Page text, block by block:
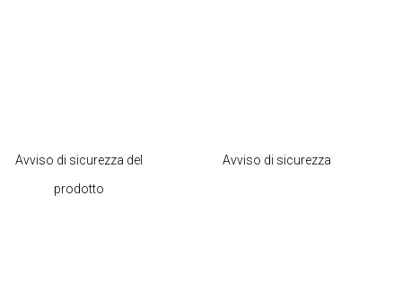
Avviso di sicurezza del
prodotto
Avviso di sicurezza